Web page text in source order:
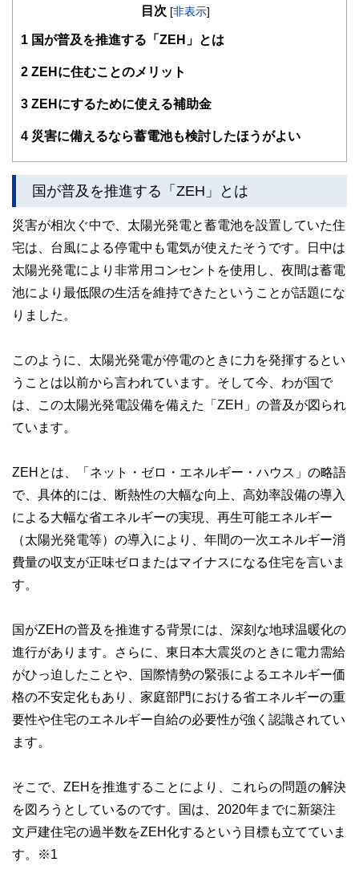
目次 [非表示]
1 国が普及を推進する「ZEH」とは
2 ZEHに住むことのメリット
3 ZEHにするために使える補助金
4 災害に備えるなら蓄電池も検討したほうがよい
国が普及を推進する「ZEH」とは
災害が相次ぐ中で、太陽光発電と蓄電池を設置していた住
宅は、台風による停電中も電気が使えたそうです。日中は
太陽光発電により非常用コンセントを使用し、夜間は蓄電
池により最低限の生活を維持できたということが話題にな
りました。
このように、太陽光発電が停電のときに力を発揮するとい
うことは以前から言われています。そして今、わが国で
は、この太陽光発電設備を備えた「ZEH」の普及が図られ
ています。
ZEHとは、「ネット・ゼロ・エネルギー・ハウス」の略語
で、具体的には、断熱性の大幅な向上、高効率設備の導入
による大幅な省エネルギーの実現、再生可能エネルギー
（太陽光発電等）の導入により、年間の一次エネルギー消
費量の収支が正味ゼロまたはマイナスになる住宅を言いま
す。
国がZEHの普及を推進する背景には、深刻な地球温暖化の
進行があります。さらに、東日本大震災のときに電力需給
がひっ迫したことや、国際情勢の緊張によるエネルギー価
格の不安定化もあり、家庭部門における省エネルギーの重
要性や住宅のエネルギー自給の必要性が強く認識されてい
ます。
そこで、ZEHを推進することにより、これらの問題の解決
を図ろうとしているのです。国は、2020年までに新築注
文戸建住宅の過半数をZEH化するという目標も立てていま
す。※1